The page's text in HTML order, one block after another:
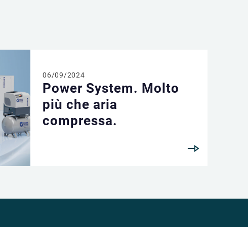
06/09/2024
Power System. Molto
più che aria
compressa.